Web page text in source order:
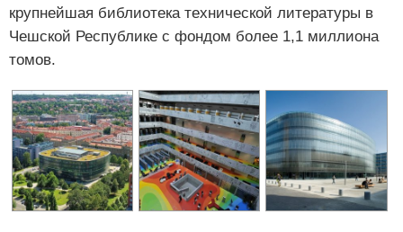
крупнейшая библиотека технической литературы в
Чешской Республике с фондом более 1,1 миллиона
томов.